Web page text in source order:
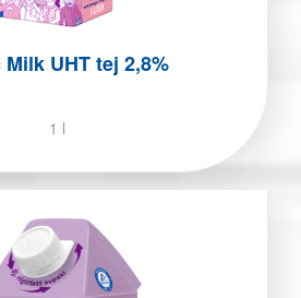
Milk UHT tej 2,8%
1 l